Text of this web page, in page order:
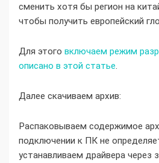
сменить хотя бы регион на
чтобы получить европейский
Для этого включаем режим
описано в этой статье.
Далее скачиваем архив:
Распаковываем содержимое
подключении к ПК не
устанавливаем драйвера через